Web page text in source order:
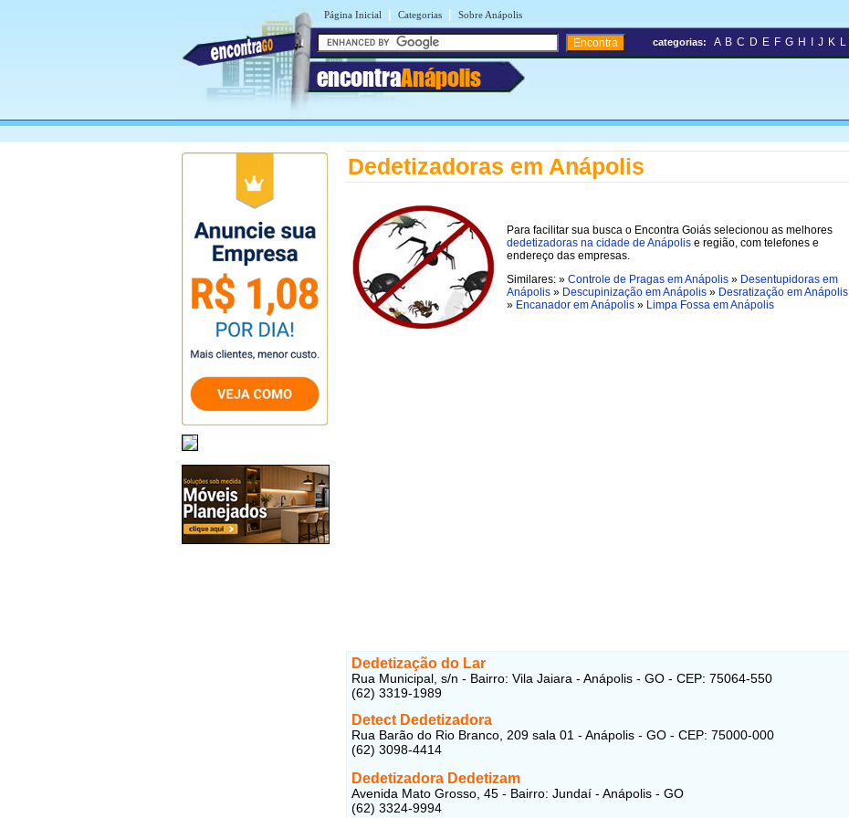
Página Inicial | Categorias | Sobre Anápolis
encontraAnápolis
categorias: A B C D E F G H J K L
Dedetizadoras em Anápolis
Para facilitar sua busca o Encontra Goiás selecionou as melhores
dedetizadoras na cidade de Anápolis e região, com telefones e
endereço das empresas.
Similares: » Controle de Pragas em Anápolis » Desentupidoras em
Anápolis » Descupinização em Anápolis » Desratização em Anápolis
» Encanador em Anápolis » Limpa Fossa em Anápolis
Dedetização do Lar
Rua Municipal, s/n - Bairro: Vila Jaiara - Anápolis - GO - CEP: 75064-550
(62) 3319-1989
Detect Dedetizadora
Rua Barão do Rio Branco, 209 sala 01 - Anápolis - GO - CEP: 75000-000
(62) 3098-4414
Dedetizadora Dedetizam
Avenida Mato Grosso, 45 - Bairro: Jundaí - Anápolis - GO
(62) 3324-9994